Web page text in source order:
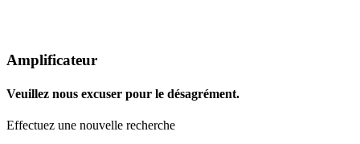
Amplificateur
Veuillez nous excuser pour le désagrément.
Effectuez une nouvelle recherche